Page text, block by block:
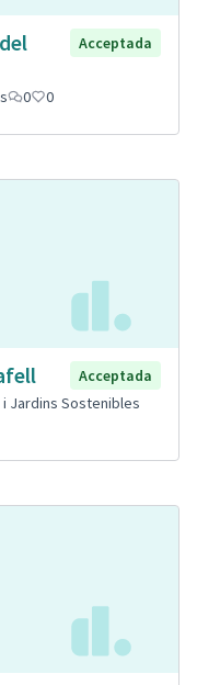
Acceptada
0 0
Acceptada
i Jardins Sostenibles